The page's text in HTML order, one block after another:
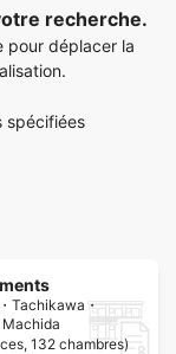
recherche.
pour déplacer la
spécifiées
Tachikawa・
132 chambres)